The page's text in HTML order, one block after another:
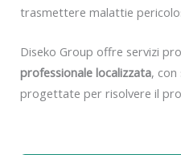
trasmettere malattie
Diseko Group offre servizi
professionale localizzata,
progettate per risolvere il